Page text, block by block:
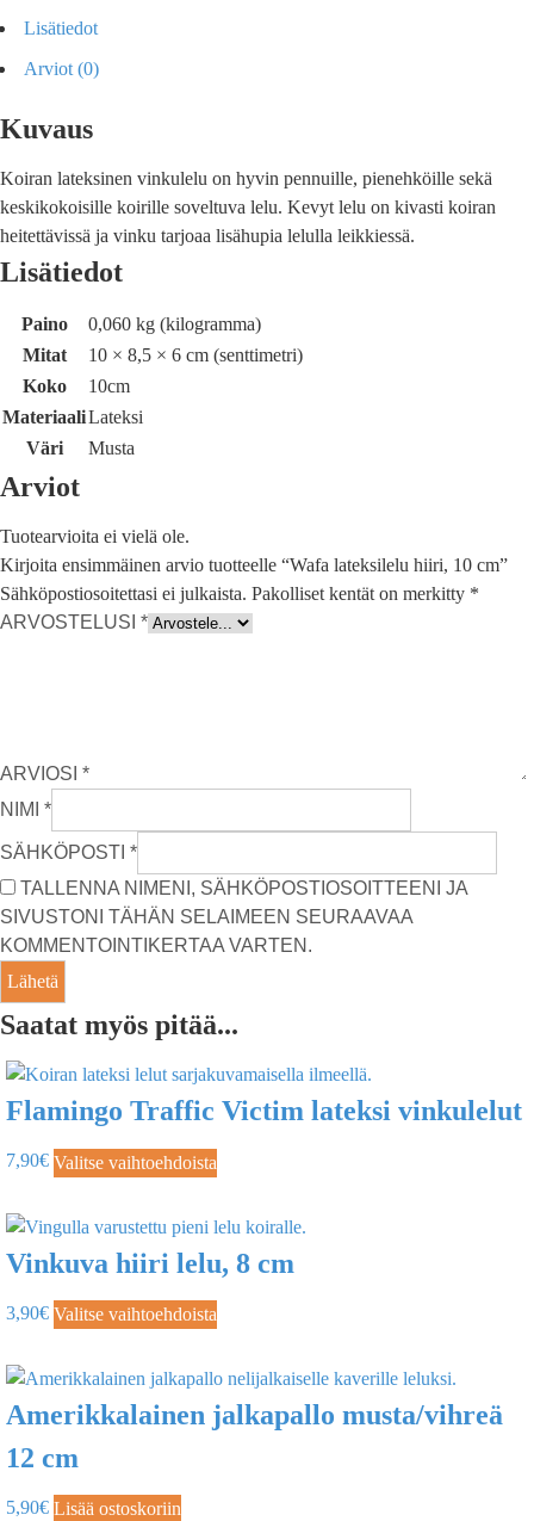
Lisätiedot
Arviot (0)
Kuvaus
Koiran lateksinen vinkulelu on hyvin pennuille, pienehköille sekä
keskikokoisille koirille soveltuva lelu. Kevyt lelu on kivasti koiran
heitettävissä ja vinku tarjoaa lisähupia lelulla leikkiessä.
Lisätiedot
Paino
0,060 kg (kilogramma)
Mitat
10 × 8,5 × 6 cm (senttimetri)
Koko
10cm
MateriaaliLateksi
Väri
Musta
Arviot
Tuotearvioita ei vielä ole.
Kirjoita ensimmäinen arvio tuotteelle “Wafa lateksilelu hiiri, 10 cm”
Sähköpostiosoitettasi ei julkaista. Pakolliset kentät on merkitty *
ARVOSTELUSI *
ARVIOSI *
NIMI *
SÄHKÖPOSTI *
TALLENNA NIMENI, SÄHKÖPOSTIOSOITTEENI JA
SIVUSTONI TÄHÄN SELAIMEEN SEURAAVAA
KOMMENTOINTIKERTAA VARTEN.
Saatat myös pitää...
Flamingo Traffic Victim lateksi vinkulelut
7,90€ Valitse vaihtoehdoista
Vinkuva hiiri lelu, 8 cm
3,90€ Valitse vaihtoehdoista
Amerikkalainen jalkapallo musta/vihreä
12 cm
5,90€ Lisää ostoskoriin